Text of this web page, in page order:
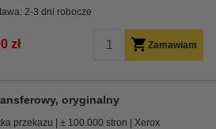
2-3 dni robocze
zł Zamawiam
oryginalny
przekazu ± 100.000 stron Xerox